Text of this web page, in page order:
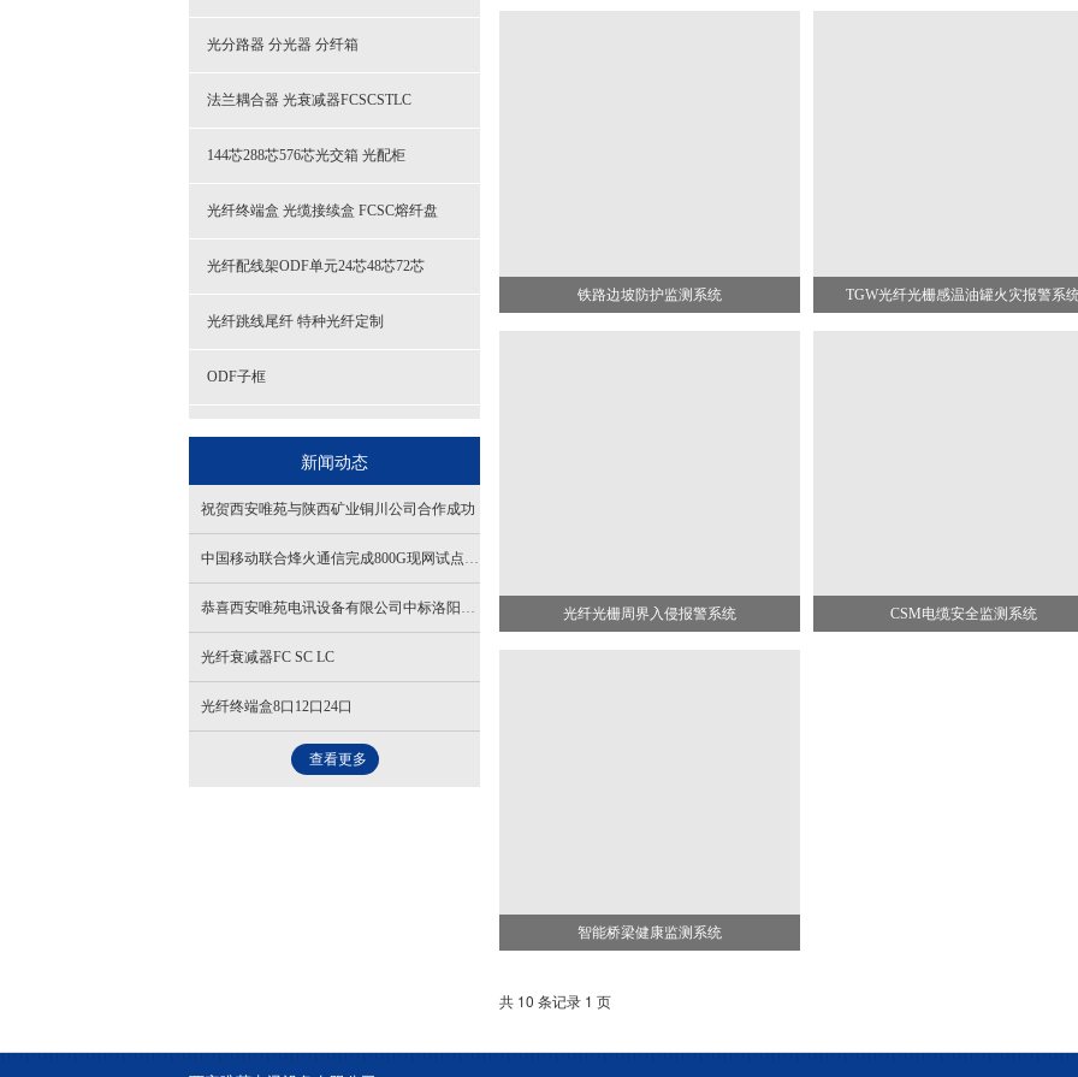
铁路边坡防护监测系统 TGW光纤光栅感温油罐火灾报警系统
光纤光栅周界入侵报警系统 CSM电缆安全监测系统
智能桥梁健康监测系统
共 10 条记录 1 页
光分路器 分光器 分纤箱
法兰耦合器 光衰减器FCSCSTLC
144芯288芯576芯光交箱 光配柜
光纤终端盒 光缆接续盒 FCSC熔纤盘
光纤配线架ODF单元24芯48芯72芯
光纤跳线尾纤 特种光纤定制
ODF子框
室外通信光缆GYTA GYTS53
新闻动态
祝贺西安唯苑与陕西矿业铜川公司合作成功
中国移动联合烽火通信完成800G现网试点，算力互联再提速
恭喜西安唯苑电讯设备有限公司中标洛阳周山隧道光纤传感项目
光纤衰减器FC SC LC
光纤终端盒8口12口24口
查看更多